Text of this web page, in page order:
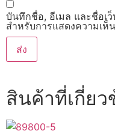
บันทึกชื่อ, อีเมล และชื่อเ
สำหรับการแสดงความเห็
สินค้าที่เกี่ยว